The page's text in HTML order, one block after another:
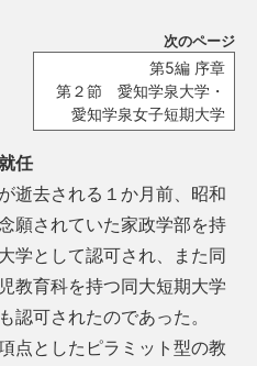
次のページ
第5編 序章
第２節 愛知学泉大学・
愛知学泉女子短期大学
任
逝去される１か月前、昭和
願されていた家政学部を持
学として認可され、また同
教育科を持つ同大短期大学
認可されたのであった。
点としたピラミット型の教